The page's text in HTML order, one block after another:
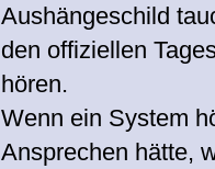
Aushängeschild
den offiziellen
hören.
Wenn ein System
Ansprechen hätte,